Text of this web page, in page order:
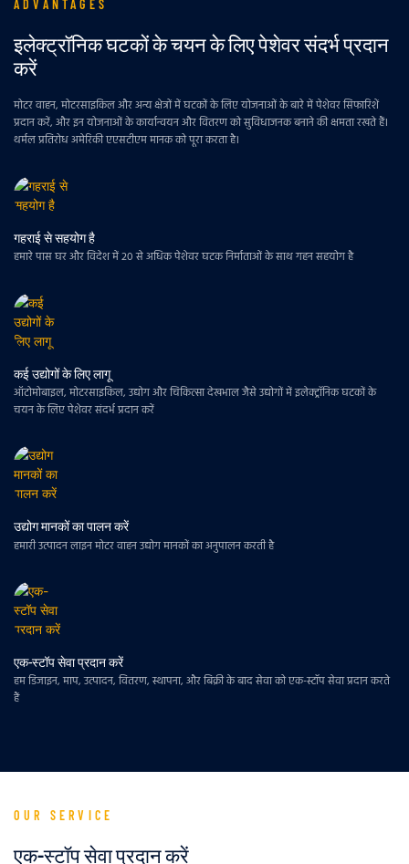
ADVANTAGES
इलेक्ट्रॉनिक घटकों के चयन के लिए पेशेवर संदर्भ प्रदान
करें
मोटर वाहन, मोटरसाइकिल और अन्य क्षेत्रों में घटकों के लिए योजनाओं के बारे में पेशेवर सिफारिशें
प्रदान करें, और इन योजनाओं के कार्यान्वयन और वितरण को सुविधाजनक बनाने की क्षमता रखते हैं।
थर्मल प्रतिरोध अमेरिकी एएसटीएम मानक को पूरा करता है।
गहराई से सहयोग है
हमारे पास घर और विदेश में 20 से अधिक पेशेवर घटक निर्माताओं के साथ गहन सहयोग है
कई उद्योगों के लिए लागू
ऑटोमोबाइल, मोटरसाइकिल, उद्योग और चिकित्सा देखभाल जैसे उद्योगों में इलेक्ट्रॉनिक घटकों के
चयन के लिए पेशेवर संदर्भ प्रदान करें
उद्योग मानकों का पालन करें
हमारी उत्पादन लाइन मोटर वाहन उद्योग मानकों का अनुपालन करती है
एक-स्टॉप सेवा प्रदान करें
हम डिजाइन, माप, उत्पादन, वितरण, स्थापना, और बिक्री के बाद सेवा को एक-स्टॉप सेवा प्रदान करते
हैं
OUR SERVICE
एक-स्टॉप सेवा प्रदान करें